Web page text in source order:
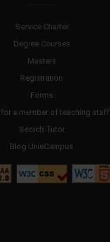
Service Charter
Degree Courses
Masters
Registration
Forms
for a member of teaching staff
Search Tutor
Blog UnieCampus